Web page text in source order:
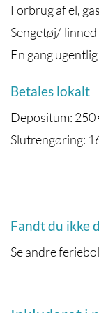
Forbrug af el,
Sengetøj/-
En gang
Betales lokalt
Depositum: 250
Slutrengøring:
Fandt du ikke
Se andre